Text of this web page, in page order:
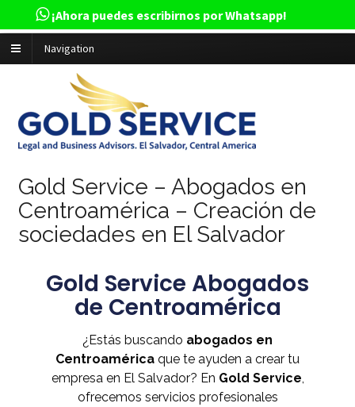
Navigation
Gold Service – Abogados en
Centroamérica – Creación de
sociedades en El Salvador
Gold Service Abogados
de Centroamérica
¿Estás buscando abogados en
Centroamérica que te ayuden a crear tu
empresa en El Salvador? En Gold Service,
ofrecemos servicios profesionales
¡Ahora puedes escribirnos por Whatsapp!